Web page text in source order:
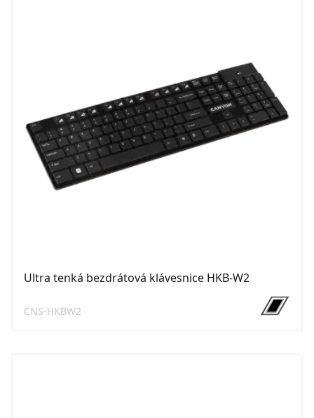
Ultra tenká bezdrátová klávesnice HKB-W2
CNS-HKBW2